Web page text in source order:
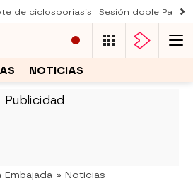
de ciclosporiasis Sesión doble
NOTICIAS
Embajada » Noticias